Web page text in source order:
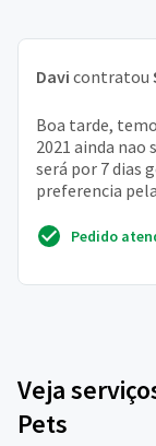
Davi contratou
Boa tarde,
2021 ainda nao
será por 7 dias
preferencia
Pedido
Veja
Pets